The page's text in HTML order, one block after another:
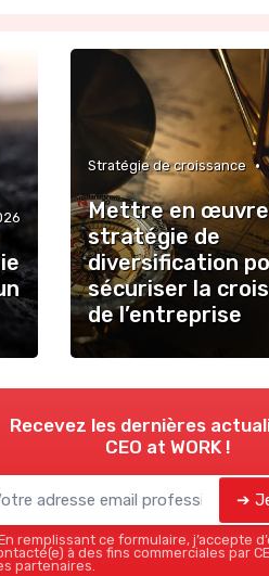
Stratégie de croissance •
Mettre en
stratégie de
diversification
sécuriser la
de l’entreprise
Recevez les dernières
CEO at WORK !
➔
remplissant ce formulaire, j’accepte
à des fins commerciales par
partenaires.